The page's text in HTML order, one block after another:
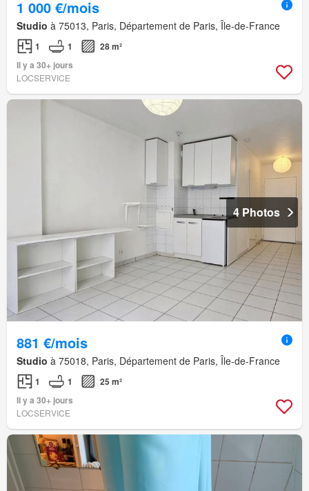
1 000 €/mois
Studio à 75013, Paris, Département de Paris, Île-de-France
1 1
28 m²
Il y a 30+ jours
LOCSERVICE
4 Photos
881 €/mois
Studio à 75018, Paris, Département de Paris, Île-de-France
1 1
25 m²
Il y a 30+ jours
LOCSERVICE